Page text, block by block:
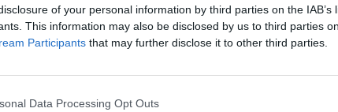
of your personal information by third parties on the IAB’s
This information may also be disclosed by us to third parties
Participants that may further disclose it to other third parties.
Data Processing Opt Outs
Válasz erre
volna, elolvastam a házirendet.